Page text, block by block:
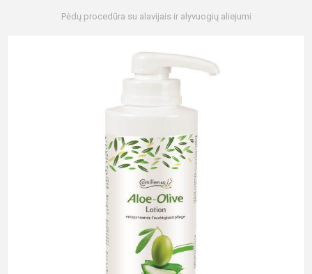
Pėdų procedūra su alavijais ir alyvuogių aliejumi